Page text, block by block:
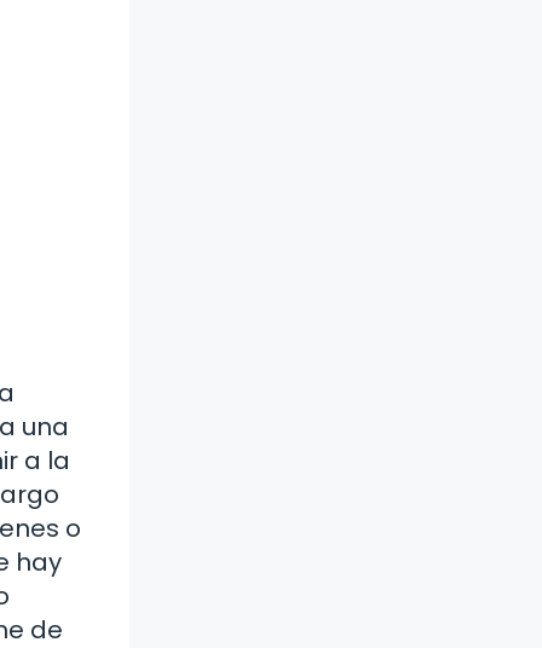
una
a la
o
hay
de